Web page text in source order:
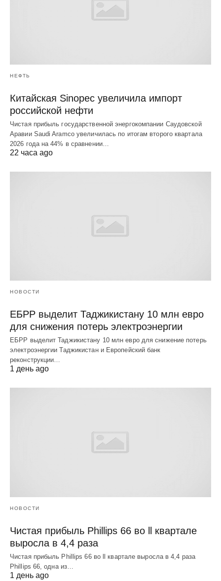
НЕФТЬ
Китайская Sinopec увеличила импорт
российской нефти
Чистая прибыль государственной энергокомпании Саудовской
Аравии Saudi Aramco увеличилась по итогам второго квартала
2026 года на 44% в сравнении…
22 часа ago
НОВОСТИ
ЕБРР выделит Таджикистану 10 млн евро
для снижения потерь электроэнергии
ЕБРР выделит Таджикистану 10 млн евро для снижение потерь
электроэнергии Таджикистан и Европейский банк
реконструкции…
1 день ago
НОВОСТИ
Чистая прибыль Phillips 66 во ll квартале
выросла в 4,4 раза
Чистая прибыль Phillips 66 во ll квартале выросла в 4,4 раза
Phillips 66, одна из…
1 день ago